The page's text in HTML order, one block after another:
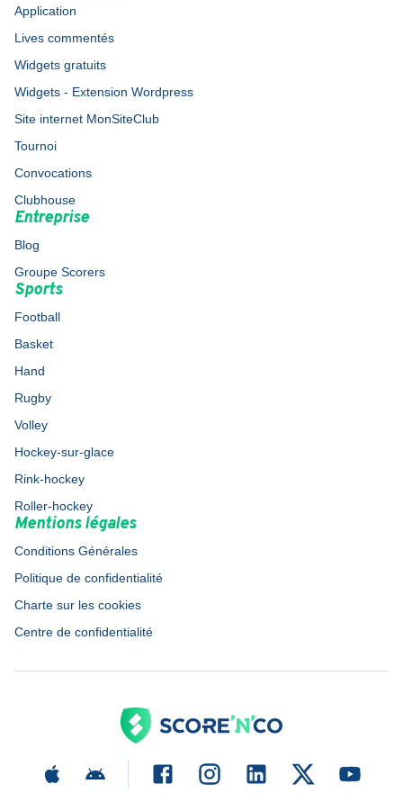
Application
Lives commentés
Widgets gratuits
Widgets - Extension Wordpress
Site internet MonSiteClub
Tournoi
Convocations
Clubhouse
Entreprise
Blog
Groupe Scorers
Sports
Football
Basket
Hand
Rugby
Volley
Hockey-sur-glace
Rink-hockey
Roller-hockey
Mentions légales
Conditions Générales
Politique de confidentialité
Charte sur les cookies
Centre de confidentialité